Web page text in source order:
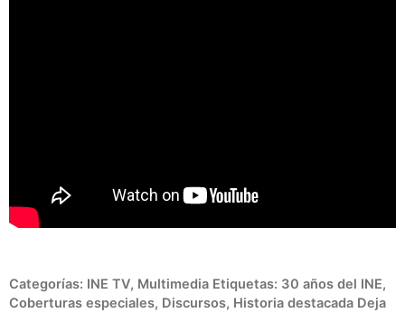
Categorías: INE TV, Multimedia Etiquetas: 30 años del INE,
Coberturas especiales, Discursos, Historia destacada Deja